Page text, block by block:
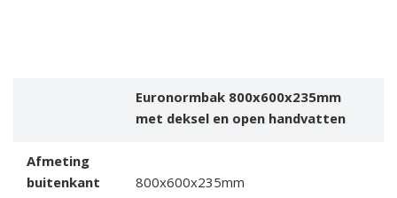
Euronormbak 800x600x235mm
met deksel en open handvatten
Afmeting
buitenkant
800x600x235mm